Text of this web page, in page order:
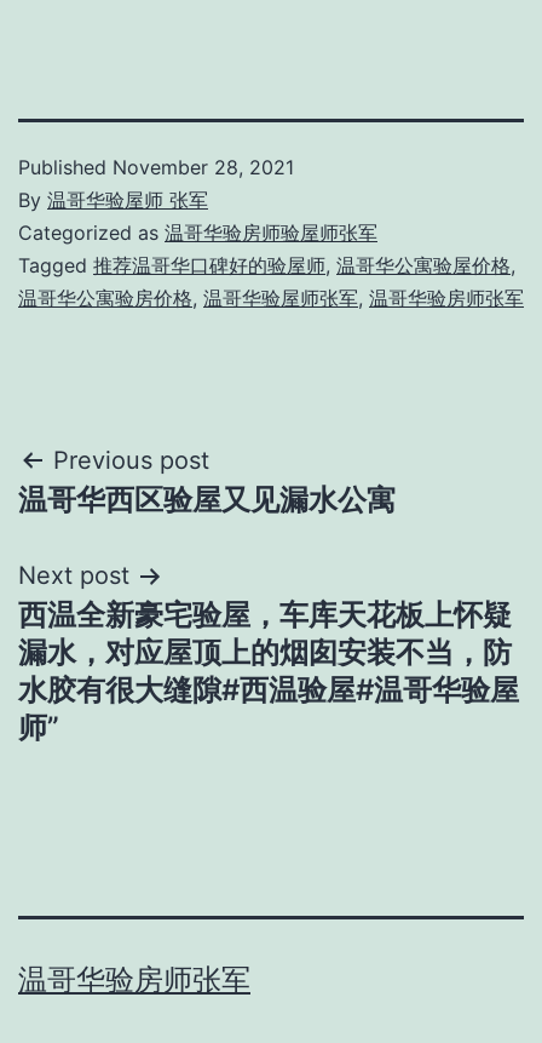
Published November 28, 2021
By 温哥华验屋师 张军
Categorized as 温哥华验房师验屋师张军
Tagged 推荐温哥华口碑好的验屋师, 温哥华公寓验屋价格,
温哥华公寓验房价格, 温哥华验屋师张军, 温哥华验房师张军
Post
navigation
Previous post
温哥华西区验屋又见漏水公寓
Next post
西温全新豪宅验屋，车库天花板上怀疑
漏水，对应屋顶上的烟囱安装不当，防
水胶有很大缝隙#西温验屋#温哥华验屋
师”
温哥华验房师张军